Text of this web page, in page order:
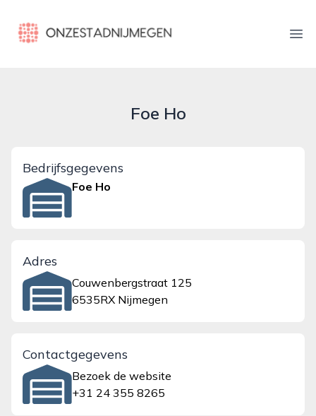
onzestadnijmegen.nl
Foe Ho
Bedrijfsgegevens
Foe Ho
Adres
Couwenbergstraat 125
6535RX Nijmegen
Contactgegevens
Bezoek de website
+31 24 355 8265